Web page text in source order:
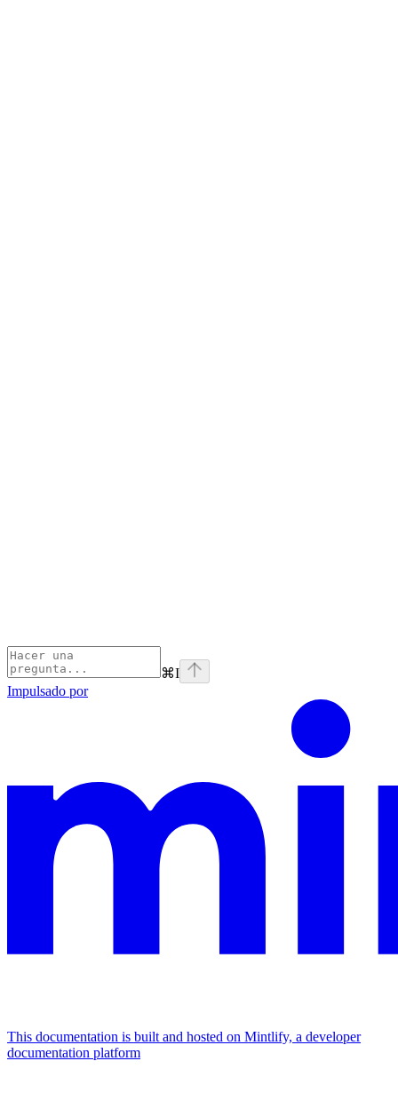
⌘I
Impulsado por
This documentation is built and hosted on Mintlify, a developer
documentation platform